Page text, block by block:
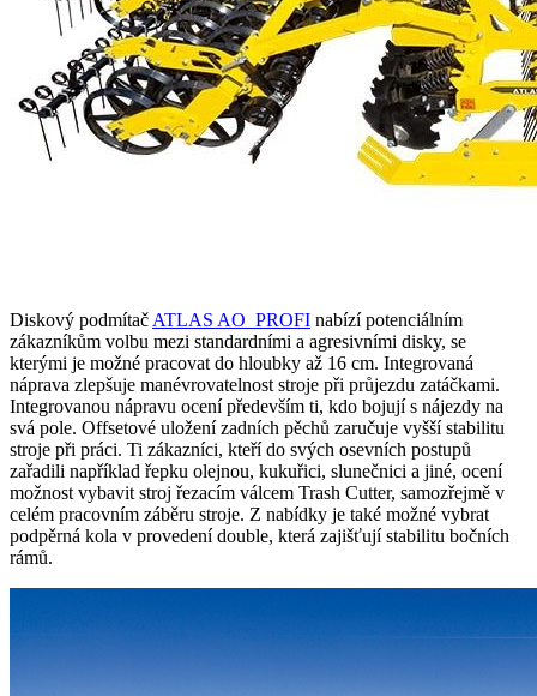
Diskový podmítač ATLAS AO_PROFI nabízí potenciálním
zákazníkům volbu mezi standardními a agresivními disky, se
kterými je možné pracovat do hloubky až 16 cm. Integrovaná
náprava zlepšuje manévrovatelnost stroje při průjezdu zatáčkami.
Integrovanou nápravu ocení především ti, kdo bojují s nájezdy na
svá pole. Offsetové uložení zadních pěchů zaručuje vyšší stabilitu
stroje při práci. Ti zákazníci, kteří do svých osevních postupů
zařadili například řepku olejnou, kukuřici, slunečnici a jiné, ocení
možnost vybavit stroj řezacím válcem Trash Cutter, samozřejmě v
celém pracovním záběru stroje. Z nabídky je také možné vybrat
podpěrná kola v provedení double, která zajišťují stabilitu bočních
rámů.